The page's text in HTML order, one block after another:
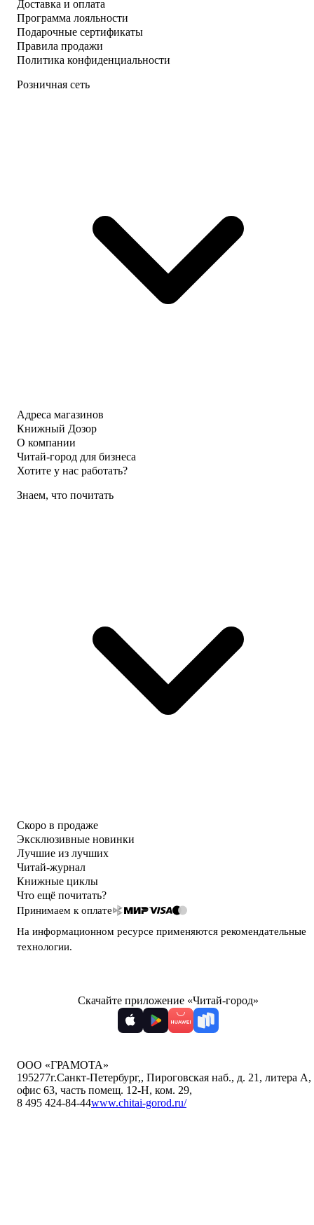
Доставка и оплата
Программа лояльности
Подарочные сертификаты
Правила продажи
Политика конфиденциальности
Розничная сеть
Адреса магазинов
Книжный Дозор
О компании
Читай-город для бизнеса
Хотите у нас работать?
Знаем, что почитать
Скоро в продаже
Эксклюзивные новинки
Лучшие из лучших
Читай-журнал
Книжные циклы
Что ещё почитать?
Принимаем к оплате
На информационном ресурсе применяются рекомендательные
технологии.
Скачайте приложение «Читай-город»
ООО «ГРАМОТА»
195277г.Санкт-Петербург,, Пироговская наб., д. 21, литера А,
офис 63, часть помещ. 12-Н, ком. 29,
8 495 424-84-44www.chitai-gorod.ru/